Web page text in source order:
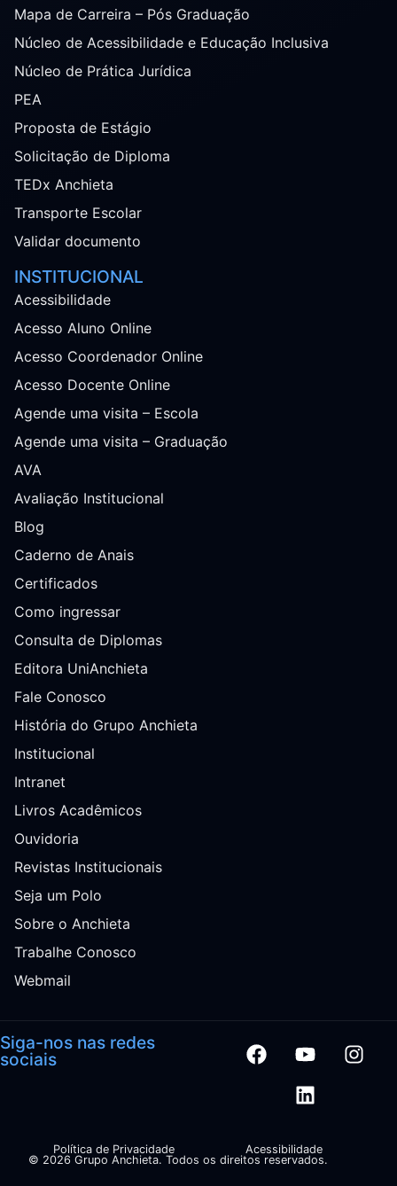
Mapa de Carreira – Pós Graduação
Núcleo de Acessibilidade e Educação Inclusiva
Núcleo de Prática Jurídica
PEA
Proposta de Estágio
Solicitação de Diploma
TEDx Anchieta
Transporte Escolar
Validar documento
INSTITUCIONAL
Acessibilidade
Acesso Aluno Online
Acesso Coordenador Online
Acesso Docente Online
Agende uma visita – Escola
Agende uma visita – Graduação
AVA
Avaliação Institucional
Blog
Caderno de Anais
Certificados
Como ingressar
Consulta de Diplomas
Editora UniAnchieta
Fale Conosco
História do Grupo Anchieta
Institucional
Intranet
Livros Acadêmicos
Ouvidoria
Revistas Institucionais
Seja um Polo
Sobre o Anchieta
Trabalhe Conosco
Webmail
Siga-nos nas redes
sociais
© 2026 Grupo Anchieta. Todos os direitos reservados.
Política de Privacidade Acessibilidade